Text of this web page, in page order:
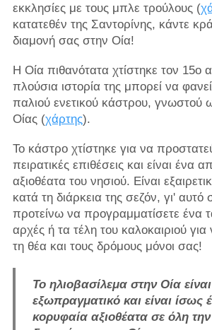
εκκλησίες με τους μπλε τρούλους (
κατατεθέν της Σαντορίνης, κάντε
διαμονή σας στην Οία!
Η Οία πιθανότατα χτίστηκε τον 15ο
πλούσια ιστορία της μπορεί να
παλιού ενετικού κάστρου, γνωστού
Οίας (χάρτης).
Το κάστρο χτίστηκε για να
πειρατικές επιθέσεις και είναι ένα
αξιοθέατα του νησιού. Είναι
κατά τη διάρκεια της σεζόν, γι' αυτό
προτείνω να προγραμματίσετε ένα
αρχές ή τα τέλη του καλοκαιριού
τη θέα και τους δρόμους μόνοι σας!
Το ηλιοβασίλεμα στην Οία είναι
εξωπραγματικό και είναι ίσως
κορυφαία αξιοθέατα σε όλη